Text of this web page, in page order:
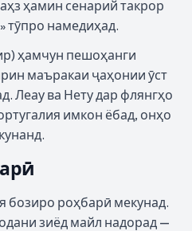
ҳамин сенарий такрор
тӯпро намедиҳад.
ҳамчун пешоҳанги
маъракаи ҷаҳонии ӯст
Леау ва Нету дар флянгҳо
имкон ёбад, онҳо
бозиро роҳбарӣ мекунад.
зиёд майл надорад —